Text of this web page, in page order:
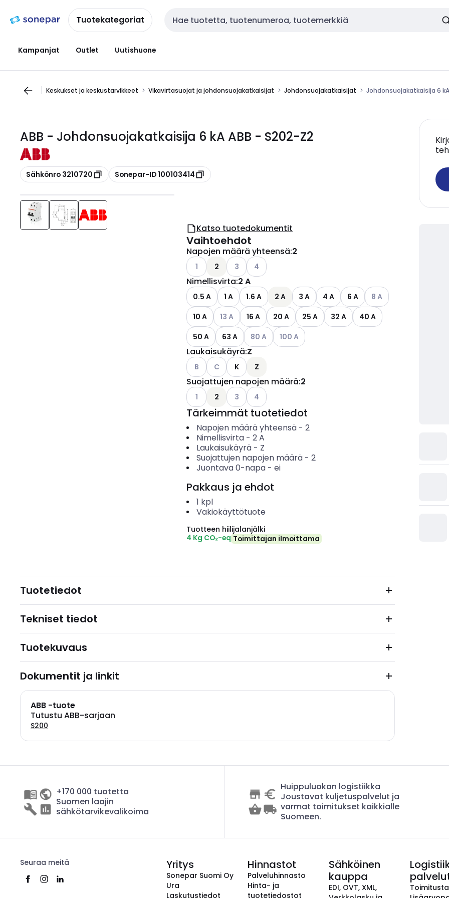
navigointiinsisältöönTuotekategoriat Haku
Kampanjat Outlet Uutishuone
Keskukset ja keskustarvikkeet Vikavirtasuojat ja johdonsuojakatkaisijat Johdonsuojakatkaisijat Johdonsuojakatkaisija 6
ABB - Johdonsuojakatkaisija 6 kA ABB - S202-Z2
Kopioi
Sähkönro 3210720 Kopioi
Sonepar-ID 100103414
Katso tuotedokumentit
Vaihtoehdot
Napojen määrä yhteensä:2
Katso käytettävissä olevat vaihtoehdot
1 2 Katso käytettävissä olevat vaihtoehdot
3 Katso käytettävissä olevat vaihtoehdot
4
Nimellisvirta:2 A
0.5 A 1 A 1.6 A 2 A 3 A 4 A 6 A Katso käytettävissä
8 A
10 A
Katso käytettävissä olevat vaihtoehdot
13 A 16 A 20 A 25 A 32 A
40 A
50 A
63 A Katso käytettävissä olevat vaihtoehdot
80 A Katso käytettävissä olevat vaihtoehdot
100 A
Laukaisukäyrä:Z
Katso käytettävissä olevat vaihtoehdot
B Katso käytettävissä olevat vaihtoehdot
C K Z
Suojattujen napojen määrä:2
Katso käytettävissä olevat vaihtoehdot
1 2 Katso käytettävissä olevat vaihtoehdot
3 Katso käytettävissä olevat vaihtoehdot
4
Tärkeimmät tuotetiedot
Napojen määrä yhteensä- 2
Nimellisvirta- 2A
Laukaisukäyrä- Z
Suojattujen napojen määrä- 2
Juontava 0-napa- ei
Pakkaus ja ehdot
1 kpl
Vakiokäyttötuote
Tuotteen hiilijalanjälki
4 Kg CO₂-eq Toimittajan ilmoittama
Tuotetiedot
Tekniset tiedot
Tuotekuvaus
Dokumentit ja linkit
ABB -tuote
Tutustu ABB-sarjaan
S200
+170 000 tuotetta
Suomen laajin
sähkötarvikevalikoima
Huippuluokan logistiikka
Joustavat kuljetuspalvelut ja
varmat toimitukset kaikkialle
Suomeen.
Seuraa meitä Yritys
Sonepar Suomi Oy
Ura
Laskutustiedot
Hinnastot
Palveluhinnasto
Hinta- ja
tuotetiedostot
Sähköinen
kauppa
EDI, OVT, XML,